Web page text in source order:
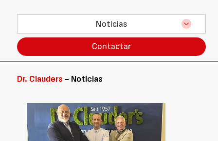
Noticias
Contactar
Dr. Clauders - Noticias